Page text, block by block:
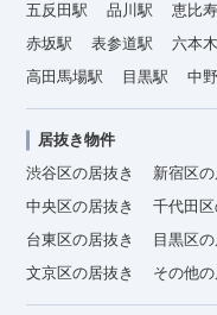
五反田駅
品川駅 恵比
赤坂駅
表参道駅 六本
高田馬場駅
目黒駅 中
居抜き物件
渋谷区の居抜き
新宿区の
中央区の居抜き
千代田区
台東区の居抜き
目黒区
文京区の居抜き
その他の